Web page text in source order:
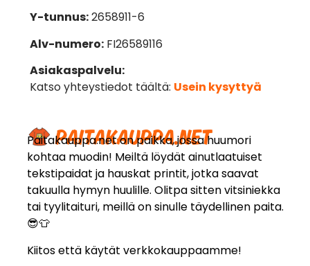
Paitakauppa.net on paikka, jossa huumori
kohtaa muodin! Meiltä löydät ainutlaatuiset
tekstipaidat ja hauskat printit, jotka saavat
takuulla hymyn huulille. Olitpa sitten vitsiniekka
tai tyylitaituri, meillä on sinulle täydellinen paita.
😎👕
Kiitos että käytät verkkokauppaamme!
Y-tunnus:2658911-6
Alv-numero:FI26589116
Asiakaspalvelu:
Katso yhteystiedot täältä: Usein kysyttyä